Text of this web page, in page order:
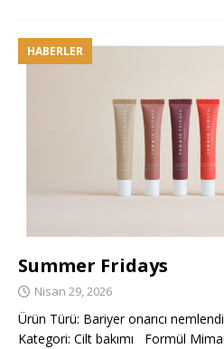
HABERLER
Summer Fridays
Nisan 29, 2026
Ürün Türü: Bariyer onarıcı
Kategori: Cilt bakımı Formül